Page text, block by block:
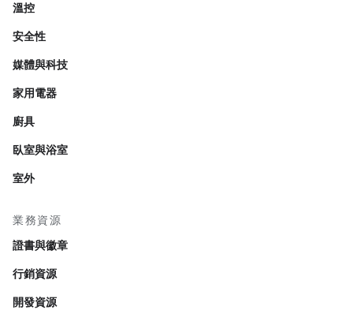
溫控
安全性
媒體與科技
家用電器
廚具
臥室與浴室
室外
業務資源
證書與徽章
行銷資源
開發資源